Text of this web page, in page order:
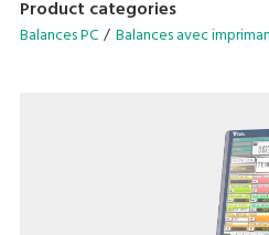
d'étiquettes.
Réponse à un large éventail
Product categories
Balances PC Balances avec